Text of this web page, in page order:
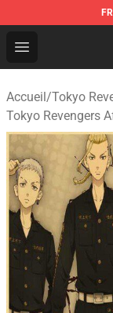
Open menu
Tokyo
Accueil/Tokyo
Tokyo Revengers